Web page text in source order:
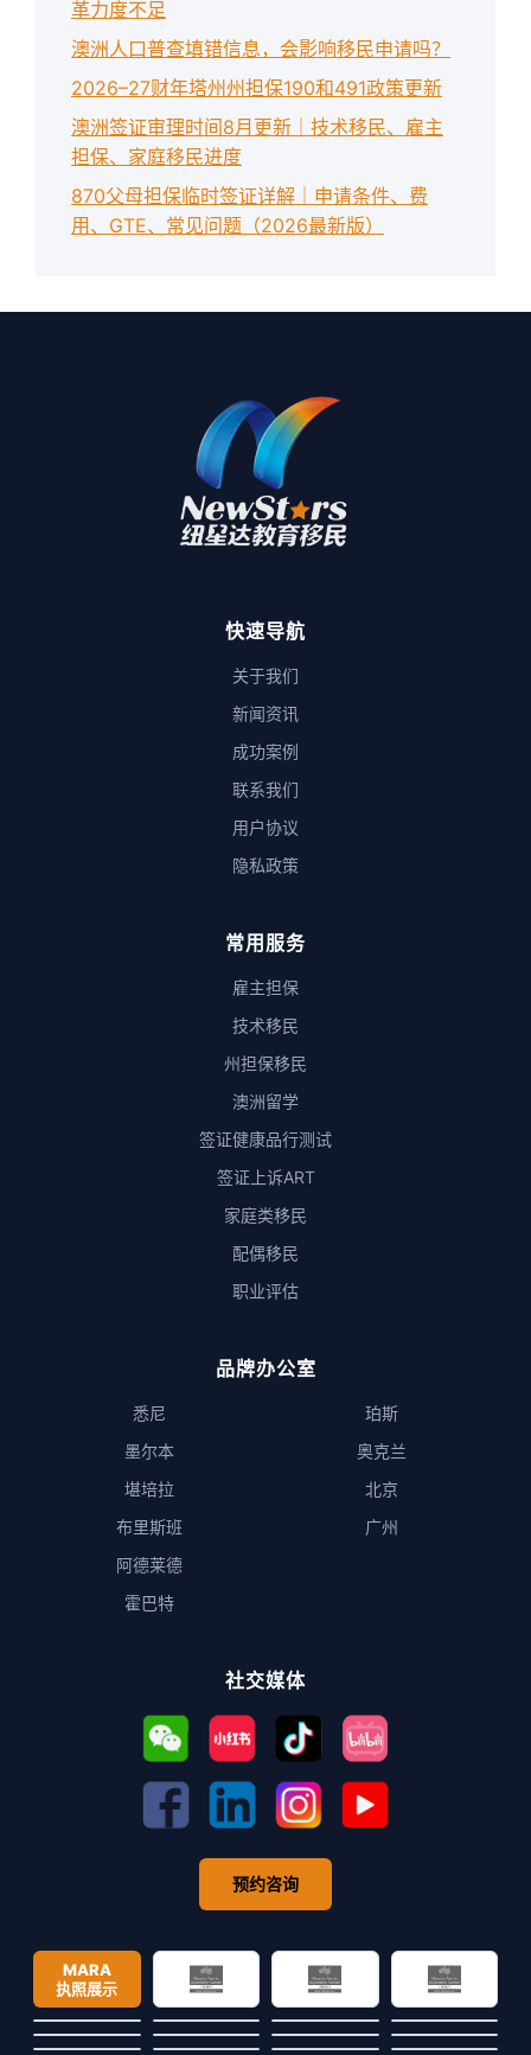
革力度不足
澳洲人口普查填错信息，会影响移民申请吗？
2026–27财年塔州州担保190和491政策更新
澳洲签证审理时间8月更新｜技术移民、雇主
担保、家庭移民进度
870父母担保临时签证详解｜申请条件、费
用、GTE、常见问题（2026最新版）
快速导航
关于我们
新闻资讯
成功案例
联系我们
用户协议
隐私政策
常用服务
雇主担保
技术移民
州担保移民
澳洲留学
签证健康品行测试
签证上诉ART
家庭类移民
配偶移民
职业评估
品牌办公室
悉尼
墨尔本
堪培拉
布里斯班
阿德莱德
霍巴特
珀斯
奥克兰
北京
广州
社交媒体
预约咨询
MARA
执照展示